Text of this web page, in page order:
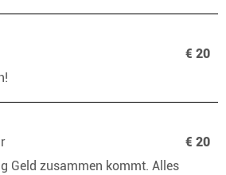
€ 20
€ 20
Geld zusammen kommt. Alles